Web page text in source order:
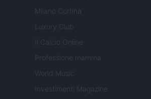
Milano Cortina
Luxury Club
Il Calcio Online
Professione mamma
World Music
Investimenti Magazine